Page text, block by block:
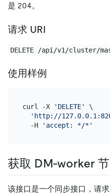
是 204。
请求 URI
DELETE /api/v1/cluster/
使用样例
curl -X 'DELETE'
\
'http://
  -H
'accept: */*'
获取 DM-worker
该接口是一个同步接口，请